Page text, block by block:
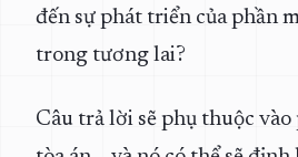
đến sự phát triển của phần
trong tương lai?
Câu trả lời sẽ phụ thuộc vào